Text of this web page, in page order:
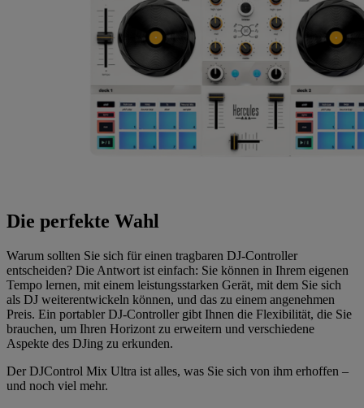
Die perfekte Wahl
Warum sollten Sie sich für einen tragbaren DJ-Controller
entscheiden? Die Antwort ist einfach: Sie können in Ihrem eigenen
Tempo lernen, mit einem leistungsstarken Gerät, mit dem Sie sich
als DJ weiterentwickeln können, und das zu einem angenehmen
Preis. Ein portabler DJ-Controller gibt Ihnen die Flexibilität, die Sie
brauchen, um Ihren Horizont zu erweitern und verschiedene
Aspekte des DJing zu erkunden.
Der DJControl Mix Ultra ist alles, was Sie sich von ihm erhoffen –
und noch viel mehr.